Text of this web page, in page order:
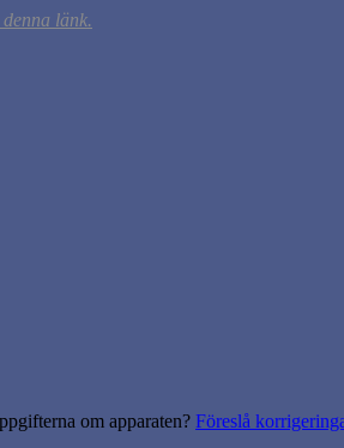
länk.
om apparaten? Föreslå